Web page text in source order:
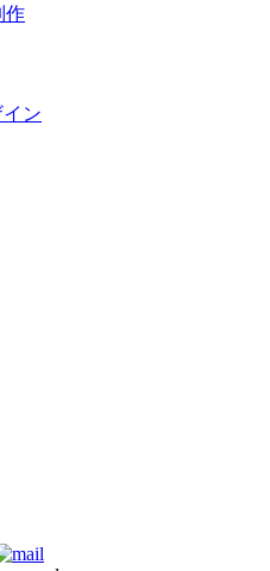
作
ン